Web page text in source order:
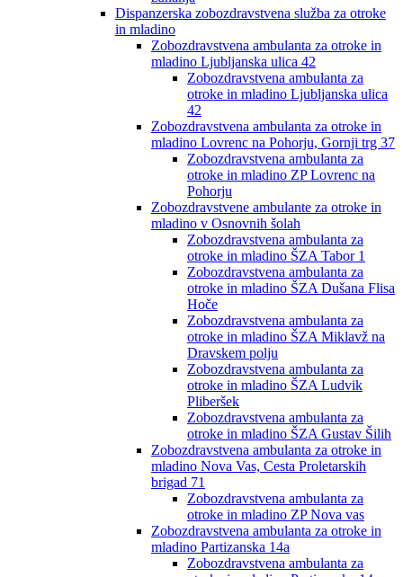
Dispanzerska zobozdravstvena služba za otroke
in mladino
Zobozdravstvena ambulanta za otroke in
mladino Ljubljanska ulica 42
Zobozdravstvena ambulanta za
otroke in mladino Ljubljanska ulica
42
Zobozdravstvena ambulanta za otroke in
mladino Lovrenc na Pohorju, Gornji trg 37
Zobozdravstvena ambulanta za
otroke in mladino ZP Lovrenc na
Pohorju
Zobozdravstvene ambulante za otroke in
mladino v Osnovnih šolah
Zobozdravstvena ambulanta za
otroke in mladino ŠZA Tabor 1
Zobozdravstvena ambulanta za
otroke in mladino ŠZA Dušana Flisa
Hoče
Zobozdravstvena ambulanta za
otroke in mladino ŠZA Miklavž na
Dravskem polju
Zobozdravstvena ambulanta za
otroke in mladino ŠZA Ludvik
Pliberšek
Zobozdravstvena ambulanta za
otroke in mladino ŠZA Gustav Šilih
Zobozdravstvena ambulanta za otroke in
mladino Nova Vas, Cesta Proletarskih
brigad 71
Zobozdravstvena ambulanta za
otroke in mladino ZP Nova vas
Zobozdravstvena ambulanta za otroke in
mladino Partizanska 14a
Zobozdravstvena ambulanta za